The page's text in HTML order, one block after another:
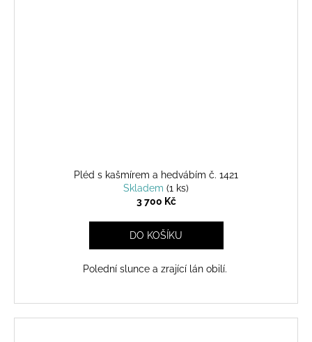
Pléd s kašmírem a hedvábím č. 1421
Skladem (1 ks)
3 700 Kč
DO KOŠÍKU
Polední slunce a zrající lán obilí.